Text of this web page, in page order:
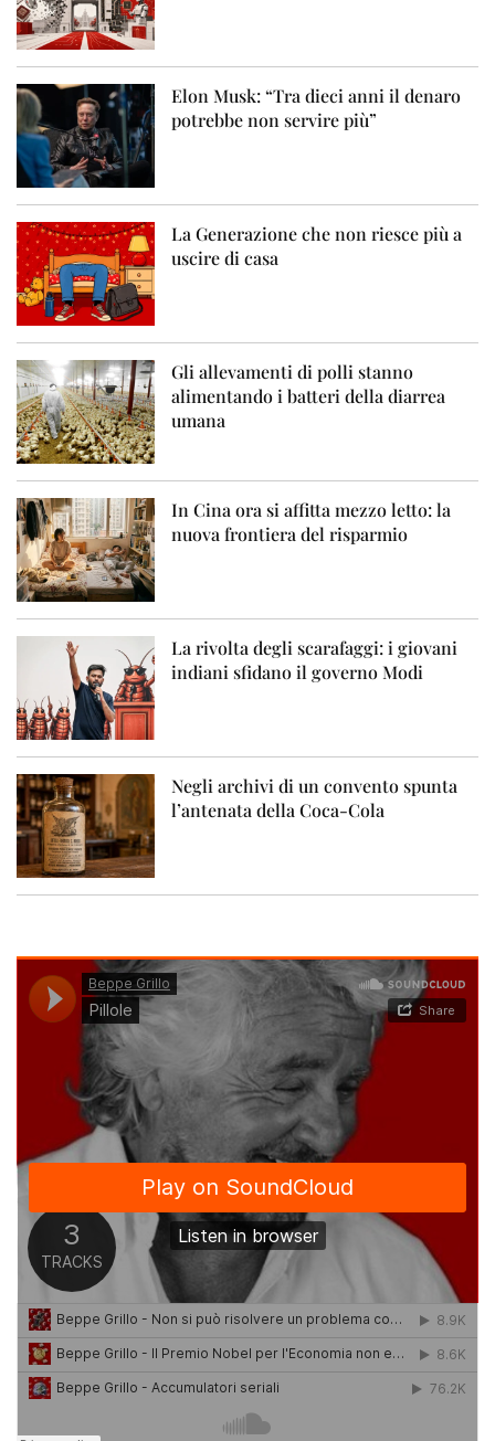
Elon Musk: “Tra dieci anni il denaro
potrebbe non servire più”
La Generazione che non riesce più a
uscire di casa
Gli allevamenti di polli stanno
alimentando i batteri della diarrea
umana
In Cina ora si affitta mezzo letto: la
nuova frontiera del risparmio
La rivolta degli scarafaggi: i giovani
indiani sfidano il governo Modi
Negli archivi di un convento spunta
l’antenata della Coca-Cola